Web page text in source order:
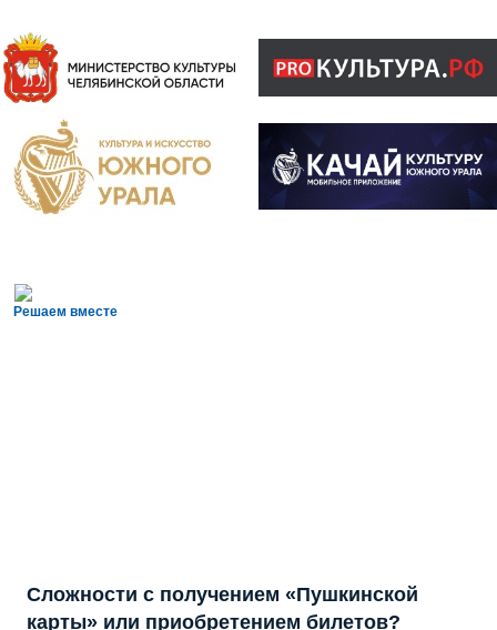
Решаем вместе
Сложности с получением «Пушкинской
карты» или приобретением билетов?